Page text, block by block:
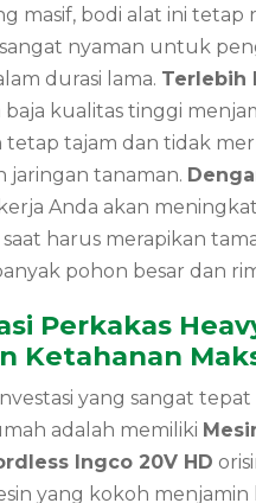
masif, bodi alat ini tetap
nyaman untuk
durasi lama. Terlebih
baja kualitas tinggi
tetap tajam dan tidak
jaringan tanaman.
Anda akan
harus merapikan
pohon besar dan
Perkakas
Ketahanan
yang sangat tepat
adalah memiliki
Ingco 20V HD
yang kokoh